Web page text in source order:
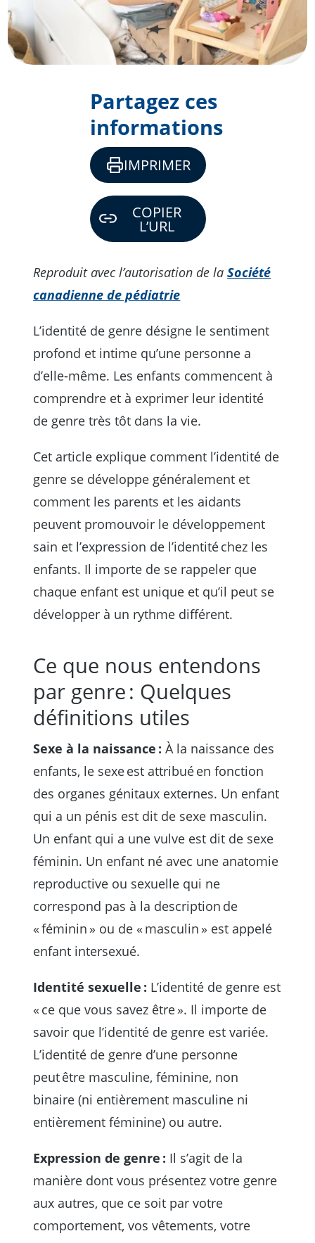
Reproduit avec l’autorisation de laSociété
canadienne de pédiatrie
L’identité de genre désigne le sentiment
profond et intime qu’une personne a
d’elle-même. Les enfants commencent à
comprendre et à exprimer leur identité
de genre très tôt dans la vie.
Cet article explique comment l’identité de
genre se développe généralement et
comment les parents et les aidants
peuvent promouvoir le développement
sain et l’expression de l’identité chez les
enfants. Il importe de se rappeler que
chaque enfant est unique et qu’il peut se
développer à un rythme différent.
Ce que nous entendons
par genre : Quelques
définitions utiles
Sexe à la naissance :À la naissance des
enfants, le sexe est attribué en fonction
des organes génitaux externes. Un enfant
qui a un pénis est dit de sexe masculin.
Un enfant qui a une vulve est dit de sexe
féminin. Un enfant né avec une anatomie
reproductive ou sexuelle qui ne
correspond pas à la description de
« féminin » ou de « masculin » est appelé
enfant intersexué.
Identité sexuelle : L’identité de genre est
« ce que vous savez être ». Il importe de
savoir que l’identité de genre est variée.
L’identité de genre d’une personne
peut être masculine, féminine, non
binaire (ni entièrement masculine ni
entièrement féminine) ou autre.
Expression de genre : Il s’agit de la
manière dont vous présentez votre genre
aux autres, que ce soit par votre
comportement, vos vêtements, votre
Partagez ces
informations
IMPRIMER
COPIER
L’URL